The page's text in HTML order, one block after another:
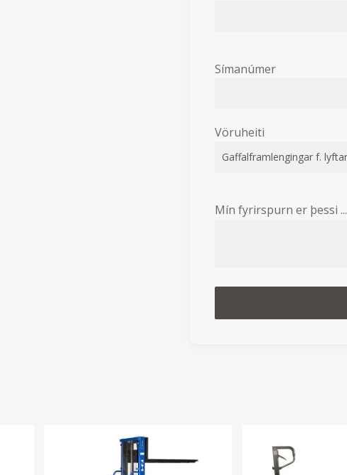
Símanúmer
Vöruheiti
Mín fyrirspurn er þessi ...